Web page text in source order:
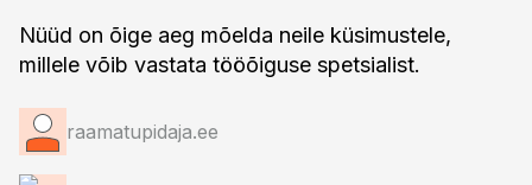
Nüüd on õige aeg mõelda neile küsimustele,
millele võib vastata tööõiguse spetsialist.
raamatupidaja.ee